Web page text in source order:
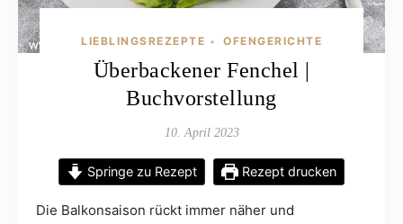
LIEBLINGSREZEPTE • OFENGERICHTE
Überbackener Fenchel |
Buchvorstellung
10. April 2023
Springe zu Rezept Rezept drucken
Die Balkonsaison rückt immer näher und